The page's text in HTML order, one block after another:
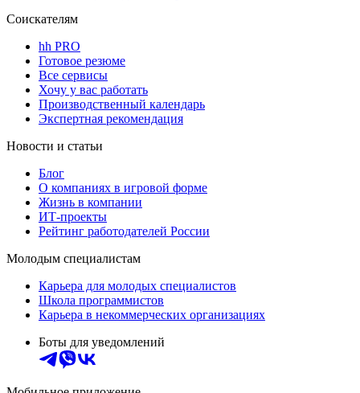
Соискателям
hh PRO
Готовое резюме
Все сервисы
Хочу у вас работать
Производственный календарь
Экспертная рекомендация
Новости и статьи
Блог
О компаниях в игровой форме
Жизнь в компании
ИТ-проекты
Рейтинг работодателей России
Молодым специалистам
Карьера для молодых специалистов
Школа программистов
Карьера в некоммерческих организациях
Боты для уведомлений